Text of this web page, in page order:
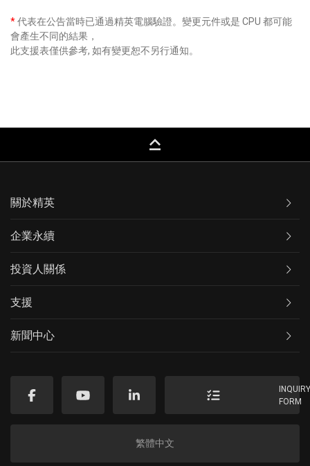
*代表在公告當時已通過精英電腦驗證。變更元件或是 CPU 都可能
會產生不同的結果，
此支援表僅供參考, 如有變更恕不另行通知。
keyboard_capslock
關於精英
企業永續
投資人關係
支援
新聞中心
FORM
繁體中文